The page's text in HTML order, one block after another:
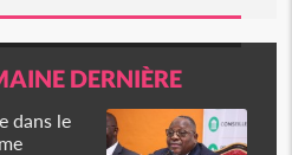
DERNIÈRE
dans le